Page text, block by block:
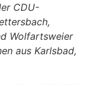
CDU-
Wolfartsweier
aus Karlsbad,